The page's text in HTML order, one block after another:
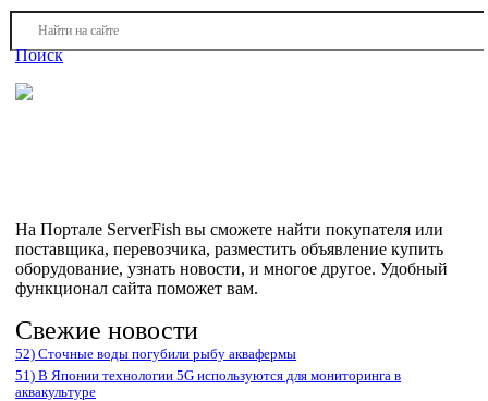
Поиск
На Портале ServerFish вы сможете найти покупателя или
поставщика, перевозчика, разместить объявление купить
оборудование, узнать новости, и многое другое. Удобный
функционал сайта поможет вам.
Свежие новости
52) Сточные воды погубили рыбу аквафермы
51) В Японии технологии 5G используются для мониторинга в
аквакультуре